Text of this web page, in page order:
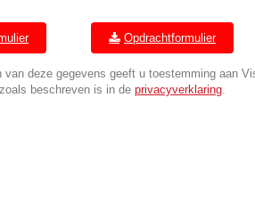
Opdrachtformulier
van deze gegevens geeft u toestemming aan
beschreven is in de privacyverklaring.